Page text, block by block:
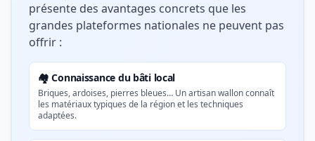
présente des avantages concrets que les
grandes plateformes nationales ne peuvent pas
offrir :
🏘️ Connaissance du bâti local
Briques, ardoises, pierres bleues… Un artisan wallon connaît
les matériaux typiques de la région et les techniques
adaptées.